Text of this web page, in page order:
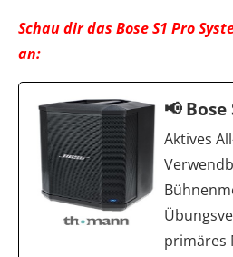
Schau dir das Bose S1 Pro
an:
📢
Aktives
primäres